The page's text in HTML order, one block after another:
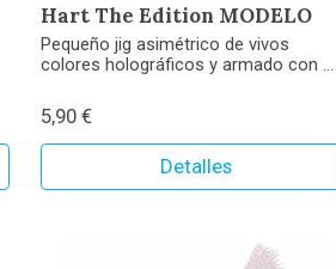
Hart The Edition MODELO
Pequeño jig asimétrico de vivos
colores holográficos y armado con ...
5,90 €
Detalles